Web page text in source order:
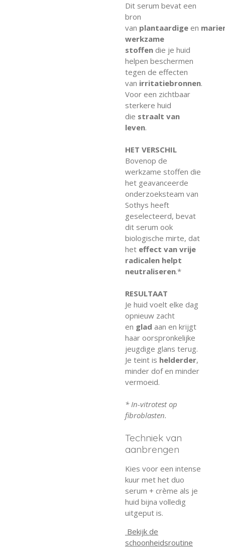
Dit serum bevat een
bron
van plantaardige en
werkzame
stoffen die je huid
helpen beschermen
tegen de effecten
van irritatiebronnen.
Voor een zichtbaar
sterkere huid
die straalt van
leven.
HET VERSCHIL
Bovenop de
werkzame stoffen die
het geavanceerde
onderzoeksteam van
Sothys heeft
geselecteerd, bevat
dit serum ook
biologische mirte, dat
het effect van vrije
radicalen helpt
neutraliseren.*
RESULTAAT
Je huid voelt elke dag
opnieuw zacht
en glad aan en krijgt
haar oorspronkelijke
jeugdige glans terug.
Je teint is helderder,
minder dof en minder
vermoeid.
* In-vitrotest op
fibroblasten.
Techniek van
aanbrengen
Kies voor een intense
kuur met het duo
serum + crème als je
huid bijna volledig
uitgeput is.
Bekijk de
schoonheidsroutine